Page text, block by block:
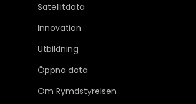
Satellitdata
Innovation
Utbildning
Öppna data
Om Rymdstyrelsen